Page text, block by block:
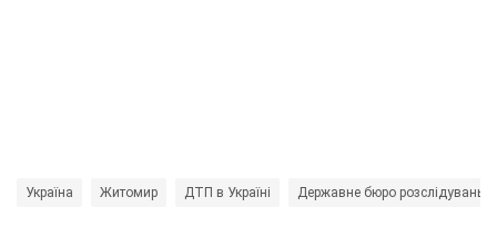
Україна Житомир ДТП в Україні Державне бюро розслідувань